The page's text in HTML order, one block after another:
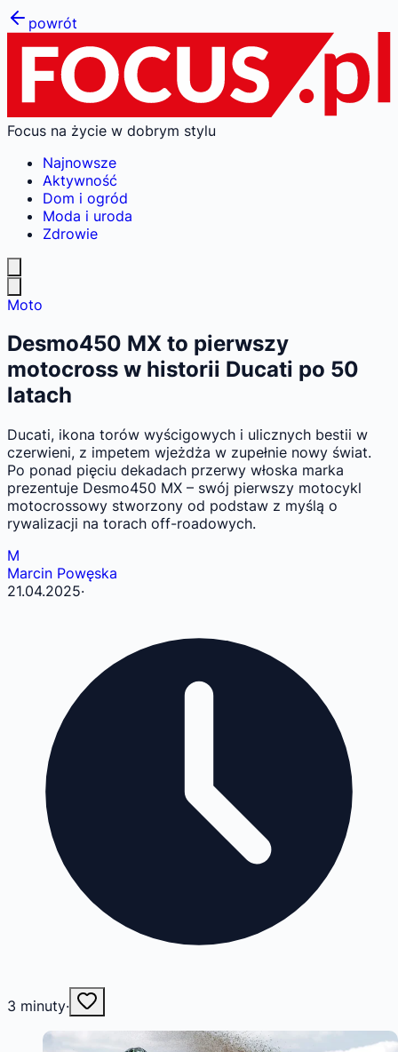
powrót
Focus na życie w dobrym stylu
Najnowsze
Aktywność
Dom i ogród
Moda i uroda
Zdrowie
Moto
Desmo450 MX to pierwszy
motocross w historii Ducati po 50
latach
Ducati, ikona torów wyścigowych i ulicznych bestii w
czerwieni, z impetem wjeżdża w zupełnie nowy świat.
Po ponad pięciu dekadach przerwy włoska marka
prezentuje Desmo450 MX – swój pierwszy motocykl
motocrossowy stworzony od podstaw z myślą o
rywalizacji na torach off-roadowych.
M
Marcin Powęska
21.04.2025·
3 minuty·